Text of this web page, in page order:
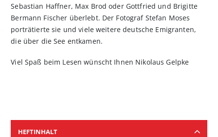
Sebastian Haffner, Max Brod oder Gottfried und Brigitte
Bermann Fischer überlebt. Der Fotograf Stefan Moses
porträtierte sie und viele weitere deutsche Emigranten,
die über die See entkamen.
Viel Spaß beim Lesen wünscht Ihnen Nikolaus Gelpke
HEFTINHALT